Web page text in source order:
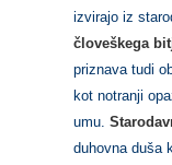
izvirajo iz
človeškega
priznava tudi
kot notranji
umu.
duhovna duša